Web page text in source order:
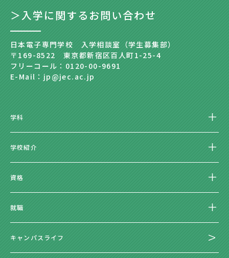
＞入学に関するお問い合わせ
日本電子専門学校 入学相談室（学生募集部）
〒169-8522 東京都新宿区百人町1-25-4
フリーコール：0120-00-9691
E-Mail：jp@jec.ac.jp
学科
学校紹介
資格
就職
キャンパスライフ